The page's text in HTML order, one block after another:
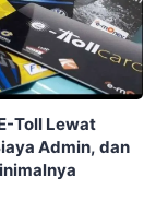
Toll Lewat
Admin, dan